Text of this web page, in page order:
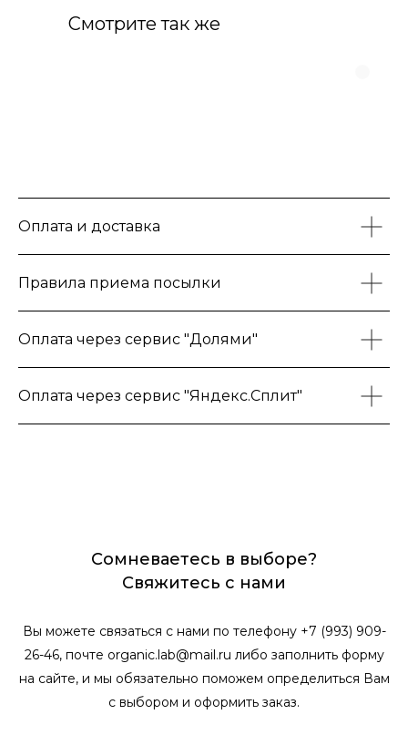
Смотрите так же
Оплата и доставка
Правила приема посылки
Оплата через сервис "Долями"
Оплата через сервис "Яндекс.Сплит"
Сомневаетесь в выборе?
Свяжитесь с нами
Вы можете связаться с нами по телефону +7 (993) 909-
26-46, почте organic.lab@mail.ru либо заполнить форму
на сайте, и мы обязательно поможем определиться Вам
с выбором и оформить заказ.